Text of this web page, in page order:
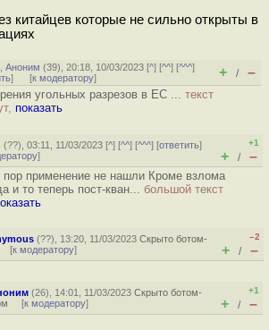
китайцев которые не сильно открыты в
,Аноним (39), 20:18, 10/03/2023 [^] [^^] [^^^]
] [к модератору] + / –
угольных разрезов в ЕС ... текст
показать
(??), 03:11, 11/03/2023 [^] [^^] [^^^] [ответить]
]
+1
+ / –
применение не нашли Кроме взлома
и то теперь пост-кван... большой текст
(??), 13:20, 11/03/2023Скрыто ботом-
[к модератору]
–2
+ / –
(26), 14:01, 11/03/2023Скрыто ботом-
[к модератору]
+1
+ / –